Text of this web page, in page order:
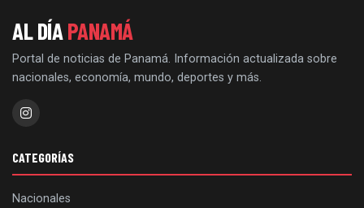
AL DÍAPANAMÁ
Portal de noticias de Panamá. Información actualizada sobre
nacionales, economía, mundo, deportes y más.
CATEGORÍAS
Nacionales